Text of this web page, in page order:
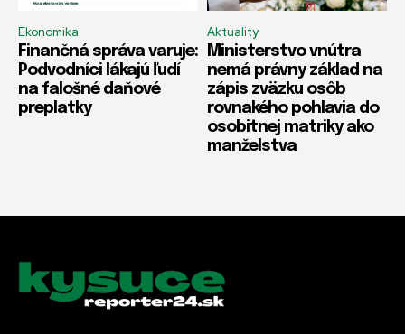
Ekonomika
Finančná správa varuje:
Podvodníci lákajú ľudí
na falošné daňové
preplatky
Aktuality
Ministerstvo vnútra
nemá právny základ na
zápis zväzku osôb
rovnakého pohlavia do
osobitnej matriky ako
manželstva